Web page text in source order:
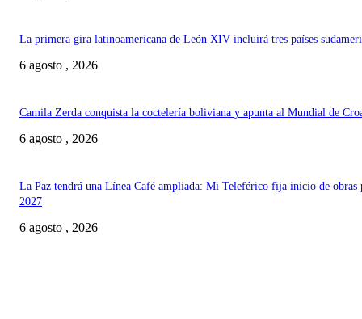
La primera gira latinoamericana de León XIV incluirá tres países
6 agosto , 2026
Camila Zerda conquista la coctelería boliviana y apunta al Mundial de
6 agosto , 2026
La Paz tendrá una Línea Café ampliada: Mi Teleférico fija inicio de obras
2027
6 agosto , 2026